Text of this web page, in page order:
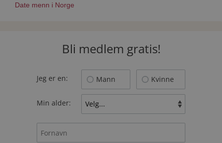
Date menn i Norge
Bli medlem gratis!
Jeg er en: Mann Kvinne
Min alder: